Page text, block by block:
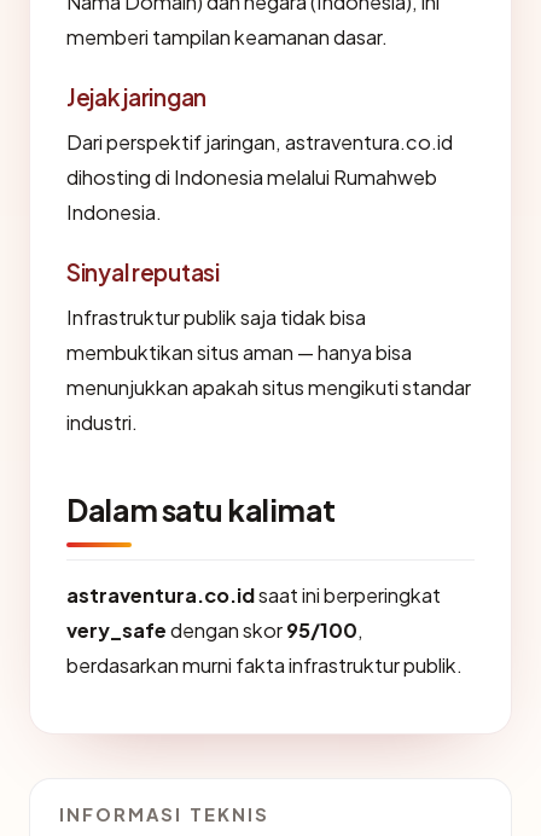
memberi tampilan keamanan dasar.
Jejak jaringan
Dari perspektif jaringan, astraventura.co.id
dihosting di Indonesia melalui Rumahweb
Indonesia.
Sinyal reputasi
Infrastruktur publik saja tidak bisa
membuktikan situs aman — hanya bisa
menunjukkan apakah situs mengikuti standar
industri.
Dalam satu kalimat
astraventura.co.idsaat ini berperingkat
very_safedengan skor95/100,
berdasarkan murni fakta infrastruktur publik.
INFORMASI TEKNIS